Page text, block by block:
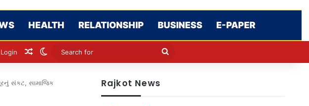
HEALTH RELATIONSHIP BUSINESS E-PAPER
Login Random Article
Switch skin
Search
સંકટ, સામાજિક
Rajkot News